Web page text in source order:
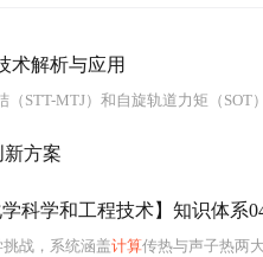
术解析与应用
（STT-MTJ）和自旋轨道力矩（SOT）的真随
方案
科学和工程技术】知识体系
战，系统涵盖计算传热与声子热两大主线，深